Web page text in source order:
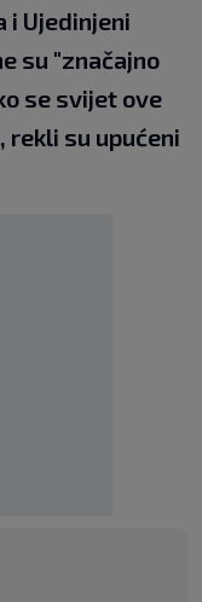
i Ujedinjeni
su "značajno
se svijet ove
rekli su upućeni